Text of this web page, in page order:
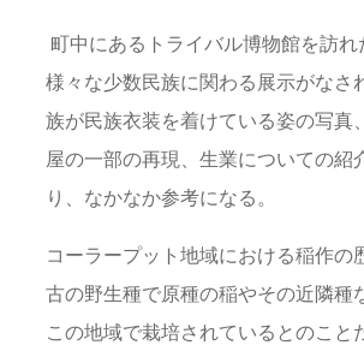
町中にあるトライバル博物館を訪
様々な少数民族に関わる展示がなさ
族が民族衣装を着けている姿の写真
屋の一部の再現、生業についての紹
り、なかなか参考になる。
コーラープット地域における稲作の
古の野生種で原種の稲やその近隣種
この地域で栽培されているとのこと